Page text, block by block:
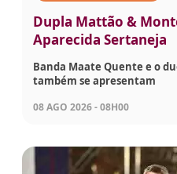
Dupla Mattão &
Aparecida Sertaneja
Banda Maate Quente e o
também se apresentam
08 AGO 2026 - 08H00